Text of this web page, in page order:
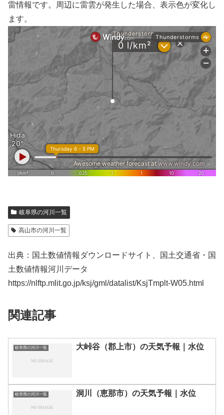
雷情報です。周辺に雷雲が発生した場合、表示色が変化し
ます。
岐阜県の河川一覧
高山市の河川一覧
出典：国土数値情報ダウンロードサイト、国土交通省・国
土数値情報河川データ
https://nlftp.mlit.go.jp/ksj/gml/datalist/KsjTmplt-W05.html
関連記事
岐阜県の河川一覧 大峠谷（郡上市）の天気予報｜水位
岐阜県の河川一覧 洞川（恵那市）の天気予報｜水位